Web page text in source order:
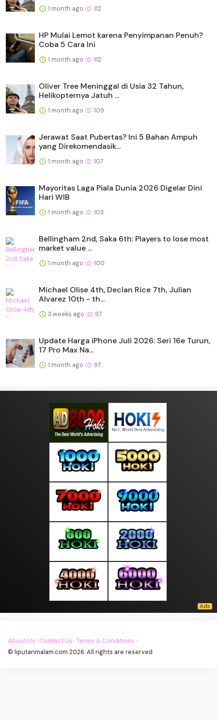
1 month ago 112
HP Mulai Lemot karena Penyimpanan Penuh?
Coba 5 Cara Ini
1 month ago 112
Oliver Tree Meninggal di Usia 32 Tahun,
Helikopternya Jatuh ...
1 month ago 109
Jerawat Saat Pubertas? Ini 5 Bahan Ampuh
yang Direkomendasik...
1 month ago 107
Mayoritas Laga Piala Dunia 2026 Digelar Dini
Hari WIB
1 month ago 103
Bellingham 2nd, Saka 6th: Players to lose most
market value ...
1 month ago 100
Michael Olise 4th, Declan Rice 7th, Julian
Alvarez 10th - th...
3 weeks ago 97
Update Harga iPhone Juli 2026: Seri 16e Turun,
17 Pro Max Na...
1 month ago 97
About Us · Contact Us ·Terms & Conditions ·
© liputanmalam.com 2026. All rights are reserved